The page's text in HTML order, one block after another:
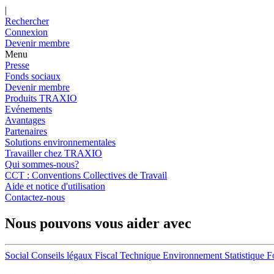
|
Rechercher
Connexion
Devenir membre
Menu
Presse
Fonds sociaux
Devenir membre
Produits TRAXIO
Evénements
Avantages
Partenaires
Solutions environnementales
Travailler chez TRAXIO
Qui sommes-nous?
CCT : Conventions Collectives de Travail
Aide et notice d'utilisation
Contactez-nous
Nous pouvons vous aider avec
Social Conseils légaux Fiscal Technique Environnement Statistique